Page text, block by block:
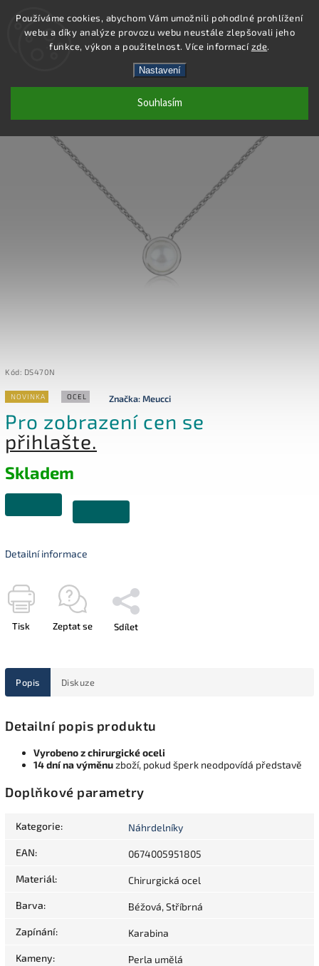
Používáme cookies, abychom Vám umožnili pohodlné prohlížení
webu a díky analýze provozu webu neustále zlepšovali jeho
funkce, výkon a použitelnost. Více informacízde.
Nastavení
Souhlasím
Hledat
DS470 - NÁHRDELNÍK OCEL
Kód: DS470N
NOVINKA OCEL Značka:Meucci
Pro zobrazení cen se
přihlašte.
Skladem
Detailní informace
Tisk Zeptat se Sdílet
Popis Diskuze
Detailní popis produktu
Vyrobeno z chirurgické oceli
14 dní na výměnuzboží, pokud šperk neodpovídá představě
Doplňkové parametry
Kategorie: Náhrdelníky
EAN: 0674005951805
Materiál: Chirurgická ocel
Barva: Béžová, Stříbrná
Zapínání: Karabina
Kameny: Perla umělá